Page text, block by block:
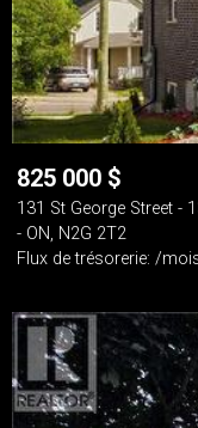
825 000 $
131 St George Street -
- ON, N2G 2T2
Flux de trésorerie: /